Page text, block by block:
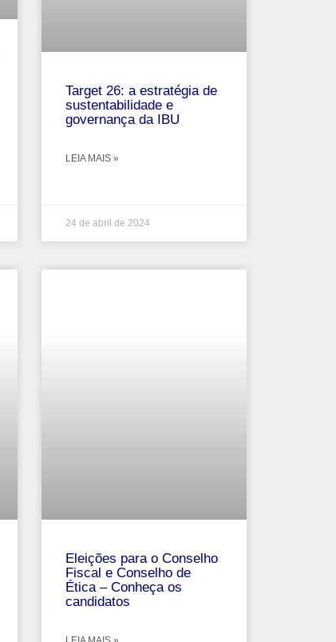
Target 26: a estratégia de
sustentabilidade e
governança da IBU
LEIA MAIS »
24 de abril de 2024
Eleições para o Conselho
Fiscal e Conselho de
Ética – Conheça os
candidatos